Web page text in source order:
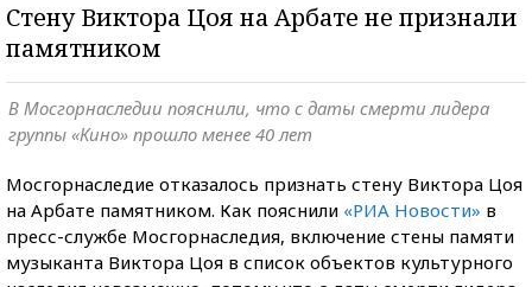
Стену Виктора Цоя на Арбате не признали
памятником
В Мосгорнаследии пояснили, что с даты смерти лидера
группы «Кино» прошло менее 40 лет
Мосгорнаследие отказалось признать стену Виктора Цоя
на Арбате памятником. Как пояснили «РИА Новости» в
пресс-службе Мосгорнаследия, включение стены памяти
музыканта Виктора Цоя в список объектов культурного